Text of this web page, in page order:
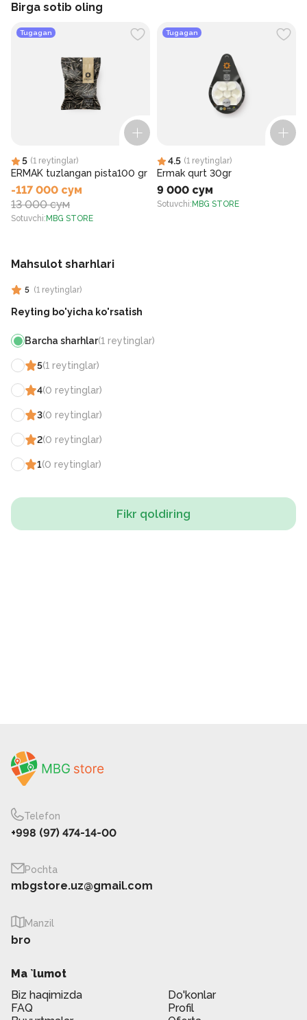
Birga sotib oling
Tugagan
5 (1 reytinglar)
ERMAK tuzlangan pista100 gr
-117 000 сум
13 000 сум
Sotuvchi: MBG STORE
Tugagan
4.5 (1 reytinglar)
Ermak qurt 30gr
9 000 сум
Sotuvchi: MBG STORE
Mahsulot sharhlari
5 (1 reytinglar)
Reyting bo'yicha ko'rsatish
Barcha sharhlar(1 reytinglar)
5(1 reytinglar)
4(0 reytinglar)
3(0 reytinglar)
2(0 reytinglar)
1(0 reytinglar)
Fikr qoldiring
Telefon
+998 (97) 474-14-00
Pochta
mbgstore.uz@gmail.com
Manzil
bro
Ma `lumot
Biz haqimizda
Do'konlar
FAQ
Profil